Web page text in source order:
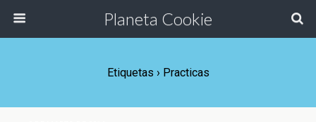
Planeta Cookie
Etiquetas › Practicas